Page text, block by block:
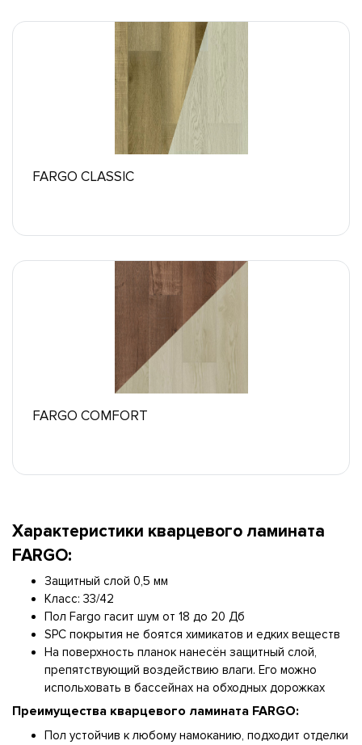
FARGO CLASSIC
FARGO COMFORT
Характеристики кварцевого ламината
FARGO:​​​​​​
Защитный слой 0,5 мм
Класс: 33/42
Пол Fargo гасит шум от 18 до 20 Дб
SPC покрытия не боятся химикатов и едких веществ
На поверхность планок нанесён защитный слой,
препятствующий воздействию влаги. Его можно
испольховать в бассейнах на обходных дорожках
Преимущества кварцевого ламината FARGO:​​​​​​
Пол устойчив к любому намоканию, подходит отделки